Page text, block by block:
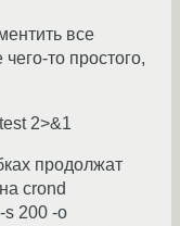
все
то простого,
2>&1
продолжат
crond
s 200 -o